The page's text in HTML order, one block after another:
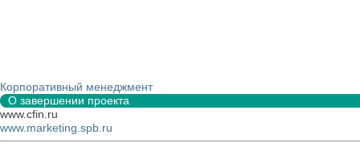
Корпоративный менеджмент
О завершении проекта
www.cfin.ru
www.marketing.spb.ru